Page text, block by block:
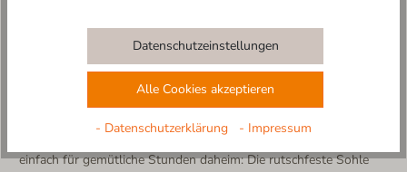
Materialien mit modernem Komfort – für alle Generationen, von
Gefertigt aus 100% reiner Schurwolle, sorgt der Slipper für ein
angenehmes, atmungsaktives Tragegefühl. Die Innensohle aus
herrlich weichem Lammfell schmeichelt den Füßen mit
natürlicher Wärme – ein Gefühl wie auf Wolken.
einfach für gemütliche Stunden daheim: Die rutschfeste Sohle
Datenschutzeinstellungen
Alle Cookies akzeptieren
- Datenschutzerklärung - Impressum